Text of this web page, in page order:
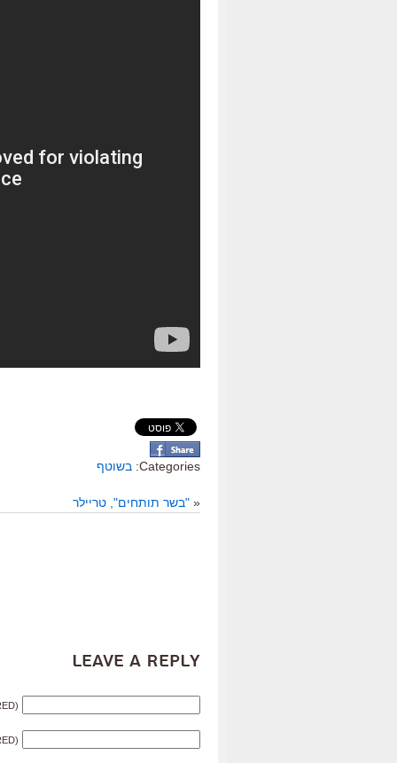
Categories: בשוטף
« "בשר תותחים", טריילר
Leave a Reply